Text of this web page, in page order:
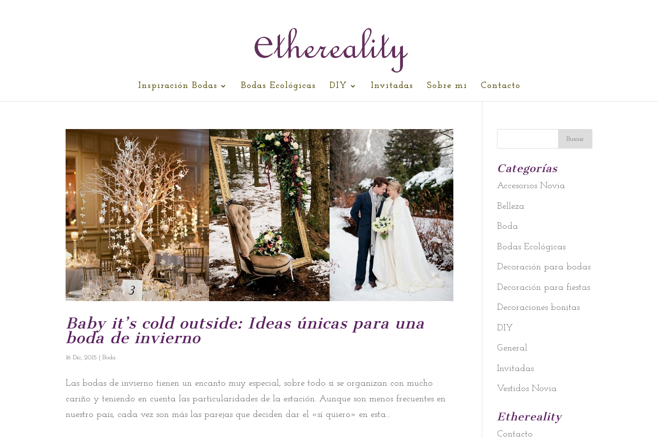
Inspiración Bodas Bodas Ecológicas DIY Invitadas Sobre mi Contacto
Baby it’s cold outside: Ideas únicas para una
boda de invierno
16 Dic, 2015 |Boda
Las bodas de invierno tienen un encanto muy especial, sobre todo si se organizan con mucho
cariño y teniendo en cuenta las particularidades de la estación. Aunque son menos frecuentes en
nuestro país, cada vez son más las parejas que deciden dar el «sí quiero» en esta...
Categorías
Accesorios Novia
Belleza
Boda
Bodas Ecológicas
Decoración para bodas
Decoración para fiestas
Decoraciones bonitas
DIY
General
Invitadas
Vestidos Novia
Ethereality
Contacto